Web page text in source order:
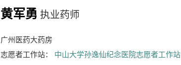
黄军勇 执业药师
广州医药大药房
志愿者工作站： 中山大学孙逸仙纪念医院志愿者工作站